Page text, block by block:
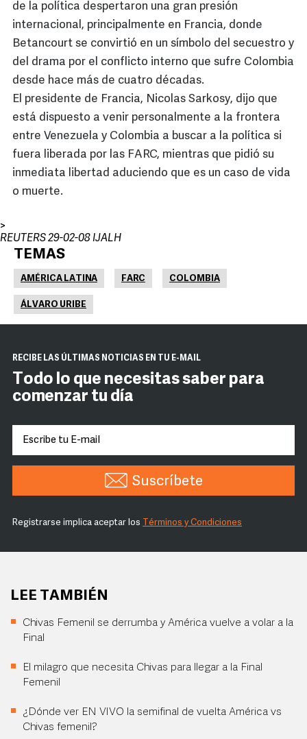
de la política despertaron una gran presión
internacional, principalmente en Francia, donde
Betancourt se convirtió en un símbolo del secuestro y
del drama por el conflicto interno que sufre Colombia
desde hace más de cuatro décadas.
El presidente de Francia, Nicolas Sarkosy, dijo que
está dispuesto a venir personalmente a la frontera
entre Venezuela y Colombia a buscar a la política si
fuera liberada por las FARC, mientras que pidió su
inmediata libertad aduciendo que es un caso de vida
o muerte.
>
REUTERS 29-02-08 IJALH
TEMAS
AMÉRICA LATINA FARC COLOMBIA
ÁLVARO URIBE
RECIBE LAS ÚLTIMAS NOTICIAS EN TU E-MAIL
Todo lo que necesitas saber para
comenzar tu día
Suscríbete
Registrarse implica aceptar los Términos y Condiciones
LEE TAMBIÉN
Chivas Femenil se derrumba y América vuelve a volar a la
Final
El milagro que necesita Chivas para llegar a la Final
Femenil
¿Dónde ver EN VIVO la semifinal de vuelta América vs
Chivas femenil?